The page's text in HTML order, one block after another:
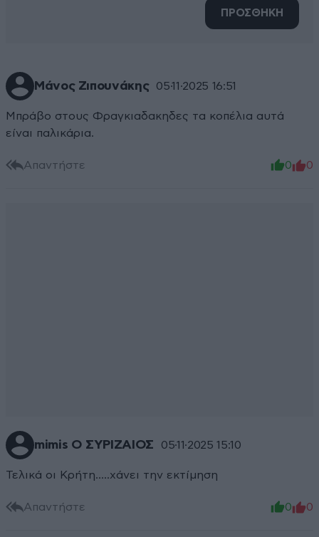
ΠΡΟΣΘΗΚΗ
Μάνος Ζιπουνάκης 05·11·2025 16:51
Μπράβο στους Φραγκιαδακηδες τα κοπέλια αυτά
είναι παλικάρια.
Απαντήστε 0 0
mimis Ο ΣΥΡΙΖΑΙΟΣ 05·11·2025 15:10
Τελικά οι Κρήτη.....χάνει την εκτίμηση
Απαντήστε 0 0